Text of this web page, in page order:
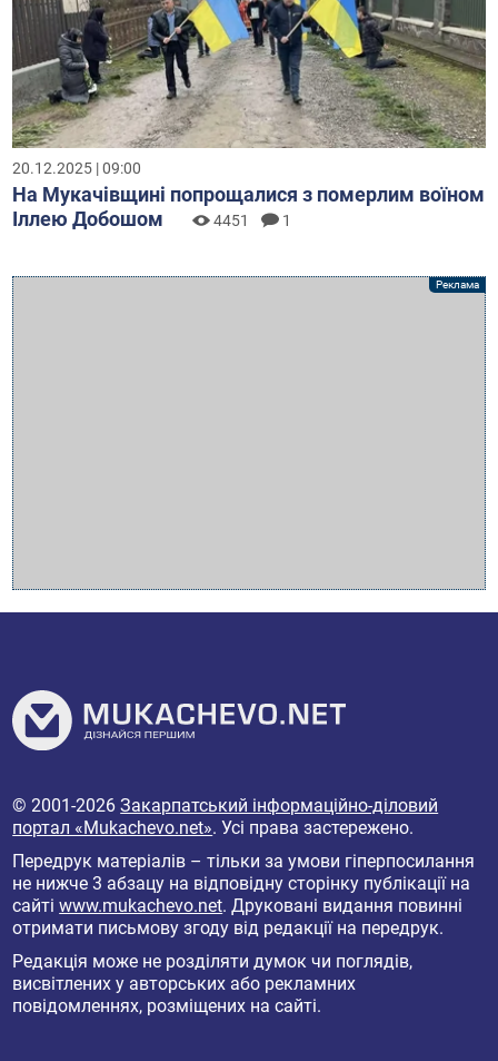
20.12.2025 | 09:00
На Мукачівщині попрощалися з померлим воїном
Іллею Добошом
4451 1
© 2001-2026Закарпатський інформаційно-діловий
портал «Mukachevo.net». Усі права застережено.
Передрук матеріалів – тільки за умови гіперпосилання
не нижче 3 абзацу на відповідну сторінку публікації на
сайтіwww.mukachevo.net. Друковані видання повинні
отримати письмову згоду від редакції на передрук.
Редакція може не розділяти думок чи поглядів,
висвітлених у авторських або рекламних
повідомленнях, розміщених на сайті.